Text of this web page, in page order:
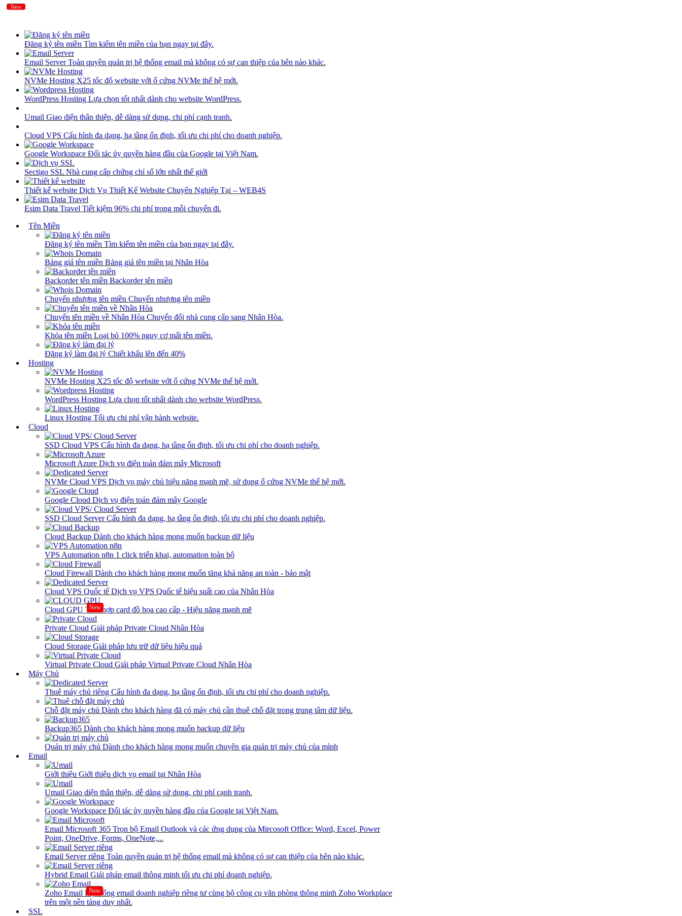
Đăng ký tên miền Tìm kiếm tên miền của bạn ngay tại đây.
Email ServerToàn quyền quản trị hệ thống email mà không có sự can thiệp của bên nào khác.
NVMe Hosting X25 tốc độ website với ổ cứng NVMe thế hệ mới.
WordPress Hosting Lựa chọn tốt nhất dành cho website WordPress.
Umail Giao diện thân thiện, dễ dàng sử dụng, chi phí cạnh tranh.
Cloud VPS Cấu hình đa dạng, hạ tầng ổn định, tối ưu chi phí cho doanh nghiệp.
Google Workspace Đối tác ủy quyền hàng đầu của Google tại Việt Nam.
Sectigo SSL Nhà cung cấp chứng chỉ số lớn nhất thế giới
Thiết kế website Dịch Vụ Thiết Kế Website Chuyên Nghiệp Tại – WEB4S
Esim Data Travel Tiết kiệm 96% chi phí trong mỗi chuyến đi.
Tên Miền
Đăng ký tên miền Tìm kiếm tên miền của bạn ngay tại đây.
Bảng giá tên miền Bảng giá tên miền tại Nhân Hòa
Backorder tên miền Backorder tên miền
Chuyển nhượng tên miền Chuyển nhượng tên miền
Chuyển tên miền về Nhân Hòa Chuyển đổi nhà cung cấp sang Nhân Hòa.
Khóa tên miền Loại bỏ 100% nguy cơ mất tên miền.
Đăng ký làm đại lý Chiết khấu lên đến 40%
Hosting
NVMe Hosting X25 tốc độ website với ổ cứng NVMe thế hệ mới.
WordPress Hosting Lựa chọn tốt nhất dành cho website WordPress.
Linux Hosting Tối ưu chi phí vận hành website.
New
Cloud
SSD Cloud VPS Cấu hình đa dạng, hạ tầng ổn định, tối ưu chi phí cho doanh nghiệp.
Microsoft Azure Dịch vụ điện toán đám mây Microsoft
NVMe Cloud VPS Dịch vụ máy chủ hiệu năng mạnh mẽ, sử dụng ổ cứng NVMe thế hệ mới.
Google Cloud Dịch vụ điện toán đám mây Google
SSD Cloud ServerCấu hình đa dạng, hạ tầng ổn định, tối ưu chi phí cho doanh nghiệp.
Cloud Backup Dành cho khách hàng mong muốn backup dữ liệu
VPS Automation n8n 1 click triển khai, automation toàn bộ
Cloud Firewall Dành cho khách hàng mong muốn tăng khả năng an toàn - bảo mật
Cloud VPS Quốc tế Dịch vụ VPS Quốc tế hiệu suất cao của Nhân Hòa
Cloud GPU New
Tích hợp card đồ họa cao cấp - Hiệu năng mạnh mẽ
Private Cloud Giải pháp Private Cloud Nhân Hòa
Cloud Storage Giải pháp lưu trữ dữ liệu hiệu quả
Virtual Private Cloud Giải pháp Virtual Private Cloud Nhân Hòa
Máy Chủ
Thuê máy chủ riêng Cấu hình đa dạng, hạ tầng ổn định, tối ưu chi phí cho doanh nghiệp.
Chỗ đặt máy chủ Dành cho khách hàng đã có máy chủ cần thuê chỗ đặt trong trung tâm dữ liệu.
Backup365 Dành cho khách hàng mong muốn backup dữ liệu
Quản trị máy chủ Dành cho khách hàng mong muốn chuyên gia quản trị máy chủ của mình
New
Email
Giới thiệu Giới thiệu dịch vụ email tại Nhân Hòa
Umail Giao diện thân thiện, dễ dàng sử dụng, chi phí cạnh tranh.
Google Workspace Đối tác ủy quyền hàng đầu của Google tại Việt Nam.
Email Microsoft 365 Trọn bộ Email Outlook và các ứng dụng của Mircosoft Office: Word, Excel, Power
Point, OneDrive, Forms, OneNote,...
Email Server riêng Toàn quyền quản trị hệ thống email mà không có sự can thiệp của bên nào khác.
Hybrid Email Giải pháp email thông minh tối ưu chi phí doanh nghiệp.
Zoho Email New
Hệ thống email doanh nghiệp riêng tư cùng bộ công cụ văn phòng thông minh Zoho Workplace
trên một nền tảng duy nhất.
SSL